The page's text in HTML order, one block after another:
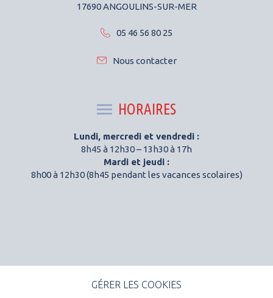
17690 ANGOULINS-SUR-MER
05 46 56 80 25
Nous contacter
HORAIRES
Lundi, mercredi et vendredi :
8h45 à 12h30 – 13h30 à 17h
Mardi et jeudi :
8h00 à 12h30 (8h45 pendant les vacances scolaires)
GÉRER LES COOKIES